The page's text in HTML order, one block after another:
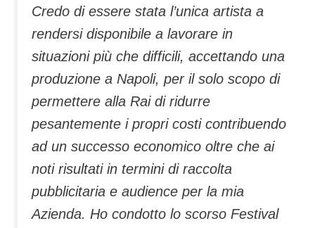
Credo di essere stata l’unica artista a
rendersi disponibile a lavorare in
situazioni più che difficili, accettando una
produzione a Napoli, per il solo scopo di
permettere alla Rai di ridurre
pesantemente i propri costi contribuendo
ad un successo economico oltre che ai
noti risultati in termini di raccolta
pubblicitaria e audience per la mia
Azienda. Ho condotto lo scorso Festival